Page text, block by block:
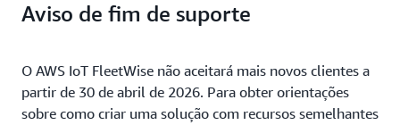
Aviso de fim de suporte
O AWS IoT FleetWise não aceitará mais novos clientes a
partir de 30 de abril de 2026. Para obter orientações
sobre como criar uma solução com recursos semelhantes